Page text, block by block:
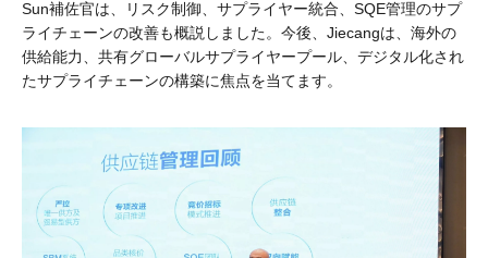
Sun補佐官は、リスク制御、サプライヤー統合、SQE管理のサプ
ライチェーンの改善も概説しました。今後、Jiecangは、海外の
供給能力、共有グローバルサプライヤープール、デジタル化され
たサプライチェーンの構築に焦点を当てます。